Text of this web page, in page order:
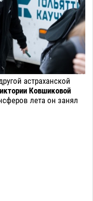
астраханской
Ковшиковой
лета он занял